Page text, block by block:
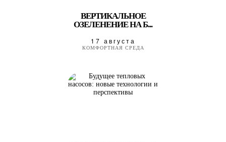
ВЕРТИКАЛЬНОЕ
ОЗЕЛЕНЕНИЕ НА Б...
17 августа
КОМФОРТНАЯ СРЕДА